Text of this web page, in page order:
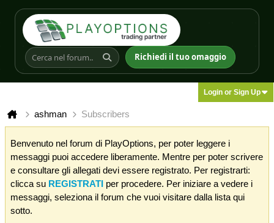
Richiedi il tuo omaggio
Login or Sign Up
ashman Subscribers
Benvenuto nel forum di PlayOptions, per poter leggere i
messaggi puoi accedere liberamente. Mentre per poter scrivere
e consultare gli allegati devi essere registrato. Per registrarti:
clicca su REGISTRATI per procedere. Per iniziare a vedere i
messaggi, seleziona il forum che vuoi visitare dalla lista qui
sotto.